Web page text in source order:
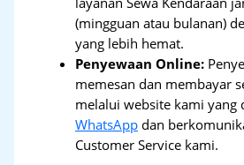
(mingguan atau bulanan)
yang lebih hemat.
Penyewaan Online:
memesan dan membayar
melalui website kami yang
WhatsApp dan
Customer Service kami.